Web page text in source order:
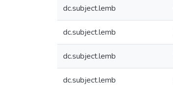
dc.subject.lemb
dc.subject.lemb
dc.subject.lemb
dc.subject.lemb